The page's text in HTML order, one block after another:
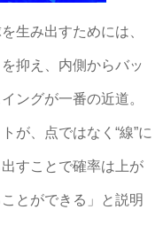
生み出すためには、
抑え、内側からバッ
ングが一番の近道。
が、点ではなく“線”に
すことで確率は上が
とができる」と説明